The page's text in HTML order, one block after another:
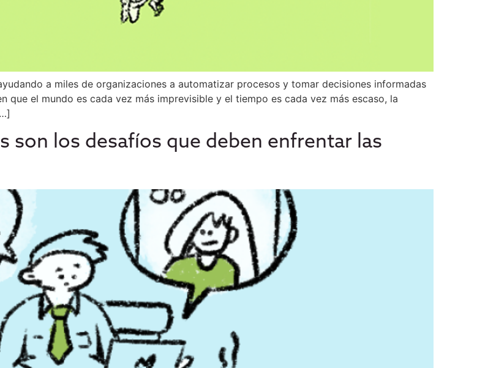
a miles de organizaciones a automatizar procesos y tomar decisiones informadas
que el mundo es cada vez más imprevisible y el tiempo es cada vez más escaso, la
son los desafíos que deben enfrentar las